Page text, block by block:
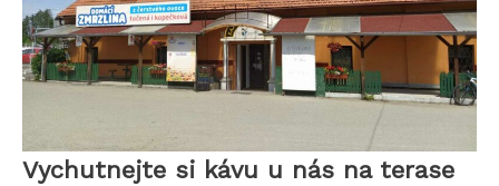
Vychutnejte si kávu u nás na terase